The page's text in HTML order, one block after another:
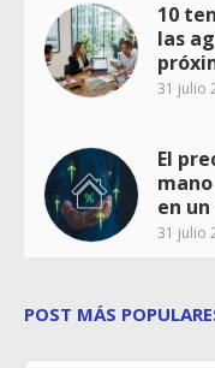
10
las
31 julio
El
en un
31 julio
POST MÁS